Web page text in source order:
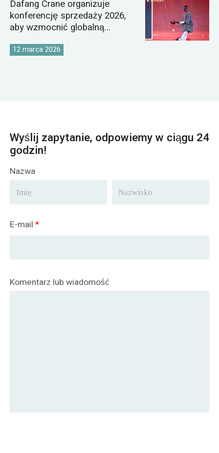
Dafang Crane organizuje
konferencję sprzedaży 2026,
aby wzmocnić globalną
12 marca 2026
Wyślij zapytanie, odpowiemy w ciągu 24
godzin!
Nazwa
E-mail *
Komentarz lub wiadomość